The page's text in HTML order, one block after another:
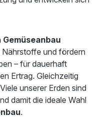
und fördern
– für dauerhaft
Ertrag. Gleichzeitig
unserer Erden sind
damit die ideale Wahl
.